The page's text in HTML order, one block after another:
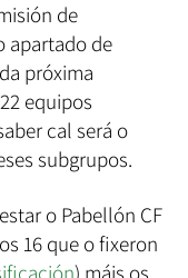
de
apartado de
próxima
equipos
cal será o
subgrupos.
o Pabellón CF
16 que o fixeron
) máis os